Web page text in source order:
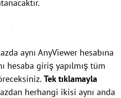
aynı AnyViewer hesabına
hesaba giriş yapılmış tüm
Tek tıklamayla
herhangi ikisi aynı anda